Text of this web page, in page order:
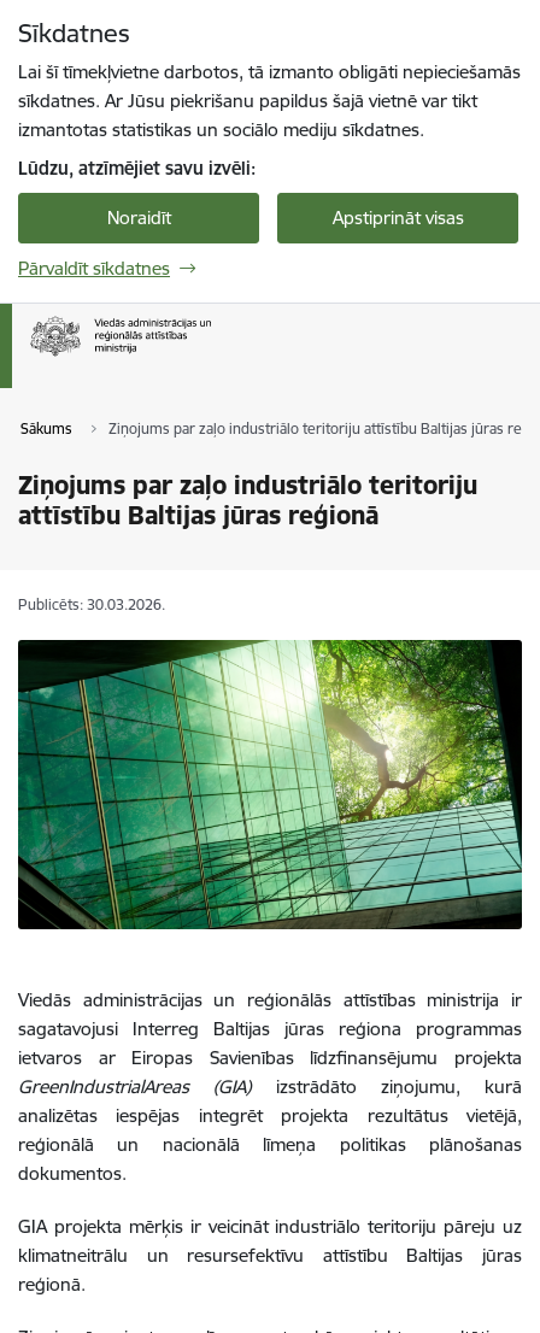
Sīkdatnes
Lai šī tīmekļvietne darbotos, tā izmanto obligāti nepieciešamās
sīkdatnes. Ar Jūsu piekrišanu papildus šajā vietnē var tikt
izmantotas statistikas un sociālo mediju sīkdatnes.
Lūdzu, atzīmējiet savu izvēli:
Noraidīt Apstiprināt visas
Pārvaldīt sīkdatnes
Sākums Ziņojums par zaļo industriālo teritoriju attīstību Baltijas jūras
Ziņojums par zaļo industriālo teritoriju
attīstību Baltijas jūras reģionā
Publicēts: 30.03.2026.
Viedās administrācijas un reģionālās attīstības ministrija ir
sagatavojusi Interreg Baltijas jūras reģiona programmas
ietvaros ar Eiropas Savienības līdzfinansējumu
projekta
GreenIndustrialAreas (GIA)izstrādāto ziņojumu, kurā
analizētas iespējas integrēt projekta rezultātus vietējā,
reģionālā un nacionālā līmeņa politikas plānošanas
dokumentos.
GIA projekta mērķis ir veicināt industriālo teritoriju pāreju uz
klimatneitrālu un resursefektīvu attīstību Baltijas jūras
reģionā.